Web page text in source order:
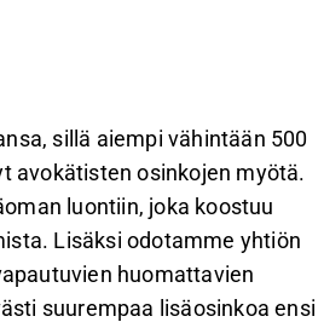
sillä aiempi vähintään 500
avokätisten osinkojen myötä.
luontiin, joka koostuu
Lisäksi odotamme yhtiön
huomattavien
suurempaa lisäosinkoa ensi